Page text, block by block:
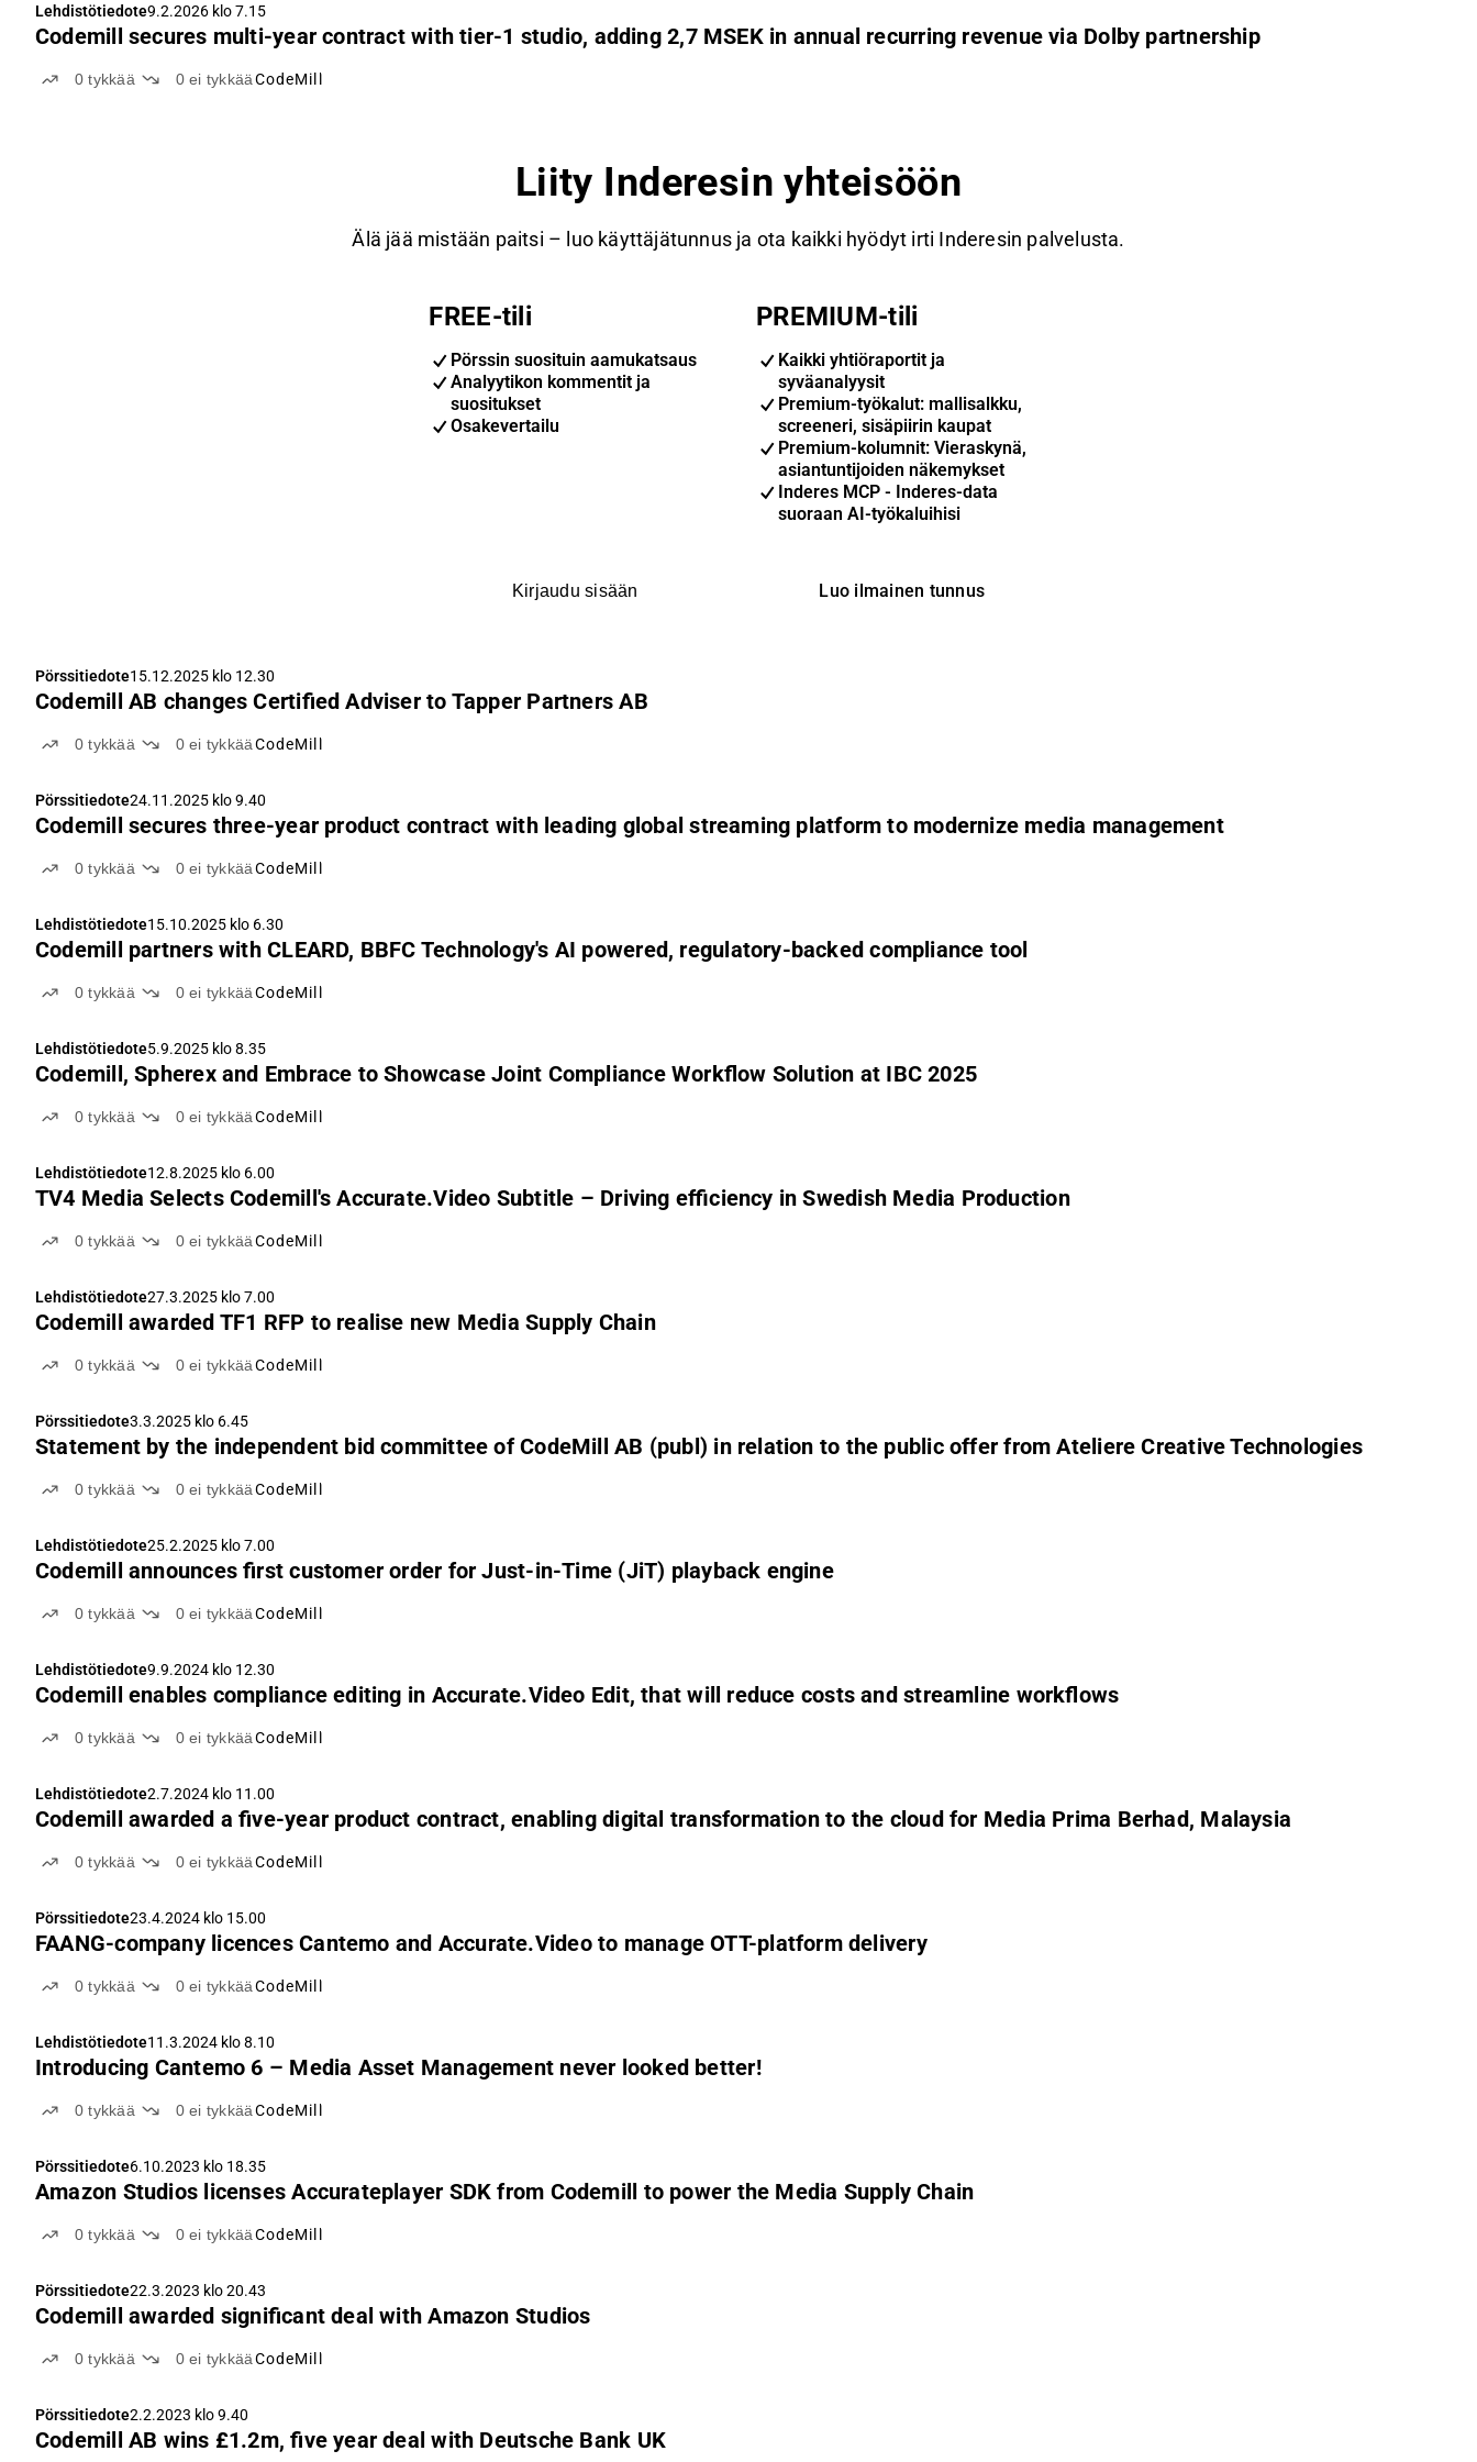
Lehdistötiedote9.2.2026 klo 7.15
Codemill secures multi-year contract with tier-1 studio, adding 2,7 MSEK in annual recurring revenue via Dolby partnership
0tykkää 0ei tykkääCodeMill
Liity Inderesin yhteisöön
Älä jää mistään paitsi – luo käyttäjätunnus ja ota kaikki hyödyt irti Inderesin palvelusta.
FREE-tili
Pörssin suosituin aamukatsaus
Analyytikon kommentit ja
suositukset
Osakevertailu
PREMIUM-tili
Kaikki yhtiöraportit ja
syväanalyysit
Premium-työkalut: mallisalkku,
screeneri, sisäpiirin kaupat
Premium-kolumnit: Vieraskynä,
asiantuntijoiden näkemykset
Inderes MCP - Inderes-data
suoraan AI-työkaluihisi
Kirjaudu sisään Luo ilmainen tunnus
Pörssitiedote15.12.2025 klo 12.30
Codemill AB changes Certified Adviser to Tapper Partners AB
0tykkää 0ei tykkääCodeMill
Pörssitiedote24.11.2025 klo 9.40
Codemill secures three-year product contract with leading global streaming platform to modernize media management
0tykkää 0ei tykkääCodeMill
Lehdistötiedote15.10.2025 klo 6.30
Codemill partners with CLEARD, BBFC Technology's AI powered, regulatory-backed compliance tool
0tykkää 0ei tykkääCodeMill
Lehdistötiedote5.9.2025 klo 8.35
Codemill, Spherex and Embrace to Showcase Joint Compliance Workflow Solution at IBC 2025
0tykkää 0ei tykkääCodeMill
Lehdistötiedote12.8.2025 klo 6.00
TV4 Media Selects Codemill's Accurate.Video Subtitle – Driving efficiency in Swedish Media Production
0tykkää 0ei tykkääCodeMill
Lehdistötiedote27.3.2025 klo 7.00
Codemill awarded TF1 RFP to realise new Media Supply Chain
0tykkää 0ei tykkääCodeMill
Pörssitiedote3.3.2025 klo 6.45
Statement by the independent bid committee of CodeMill AB (publ) in relation to the public offer from Ateliere Creative Technologies
0tykkää 0ei tykkääCodeMill
Lehdistötiedote25.2.2025 klo 7.00
Codemill announces first customer order for Just-in-Time (JiT) playback engine
0tykkää 0ei tykkääCodeMill
Lehdistötiedote9.9.2024 klo 12.30
Codemill enables compliance editing in Accurate.Video Edit, that will reduce costs and streamline workflows
0tykkää 0ei tykkääCodeMill
Lehdistötiedote2.7.2024 klo 11.00
Codemill awarded a five-year product contract, enabling digital transformation to the cloud for Media Prima Berhad, Malaysia
0tykkää 0ei tykkääCodeMill
Pörssitiedote23.4.2024 klo 15.00
FAANG-company licences Cantemo and Accurate.Video to manage OTT-platform delivery
0tykkää 0ei tykkääCodeMill
Lehdistötiedote11.3.2024 klo 8.10
Introducing Cantemo 6 – Media Asset Management never looked better!
0tykkää 0ei tykkääCodeMill
Pörssitiedote6.10.2023 klo 18.35
Amazon Studios licenses Accurateplayer SDK from Codemill to power the Media Supply Chain
0tykkää 0ei tykkääCodeMill
Pörssitiedote22.3.2023 klo 20.43
Codemill awarded significant deal with Amazon Studios
0tykkää 0ei tykkääCodeMill
Pörssitiedote2.2.2023 klo 9.40
Codemill AB wins £1.2m, five year deal with Deutsche Bank UK